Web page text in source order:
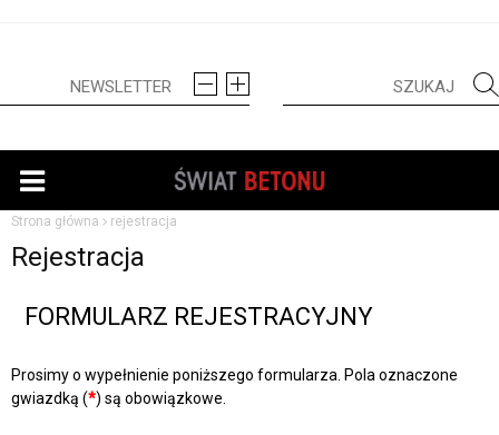
Strona główna rejestracja
Rejestracja
FORMULARZ REJESTRACYJNY
Prosimy o wypełnienie poniższego formularza. Pola oznaczone
gwiazdką (*) są obowiązkowe.